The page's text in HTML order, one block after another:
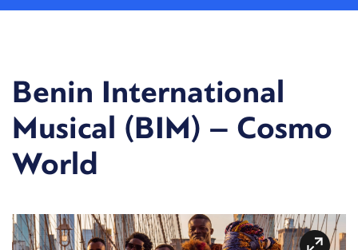
Benin International
Musical (BIM) – Cosmo
World